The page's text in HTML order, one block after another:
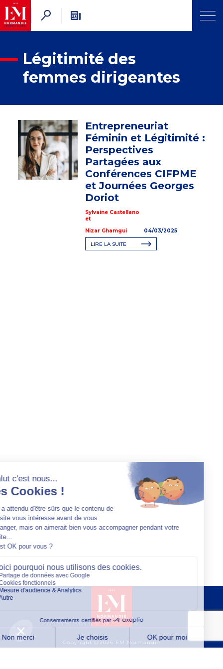
Légitimité des
femmes dirigeantes
Entrepreneuriat
Féminin et Légitimité :
Perspectives
Partagées aux
Conférences CIFPME
et Journées Georges
Doriot
Sylvaine Castellano
et
Nizar Ghamgui
04/03/2025
LIRE LA SUITE
Copyright @2026 EM Normandie